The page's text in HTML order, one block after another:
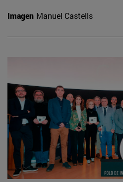
Imagen Manuel Castells